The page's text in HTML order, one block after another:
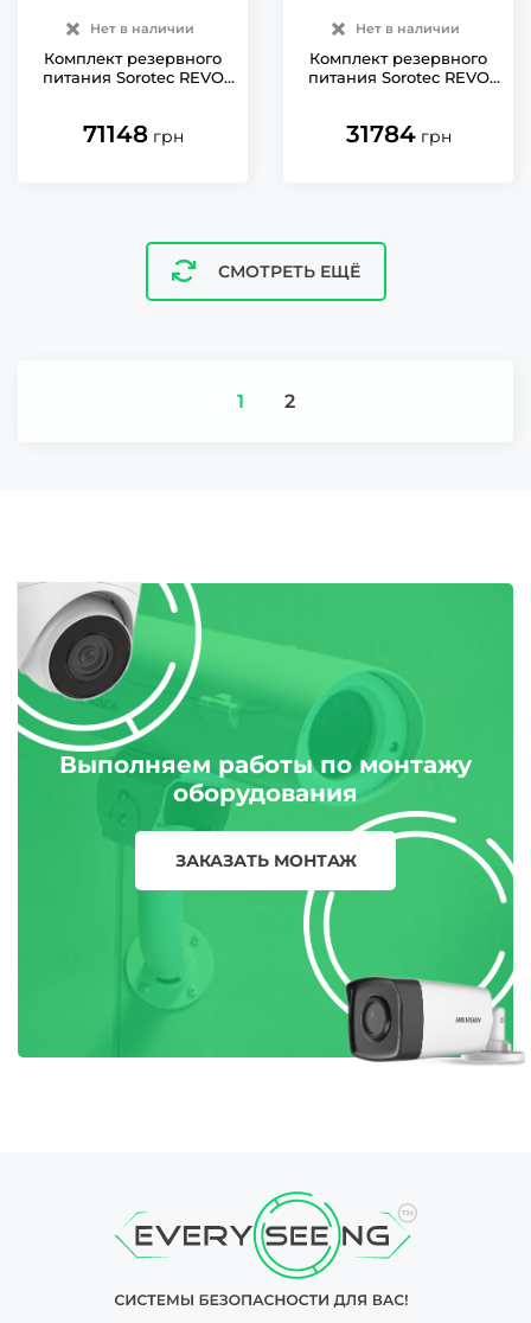
Нет в наличии
Комплект резервного
питания Sorotec REVO
25.6V/200Ah 5120Wh
71148 грн
Нет в наличии
Комплект резервного
питания Sorotec REVO
25.6V/100Ah 2560Wh
31784 грн
СМОТРЕТЬ ЕЩЁ
1 2
Выполняем работы по монтажу
оборудования
ЗАКАЗАТЬ МОНТАЖ